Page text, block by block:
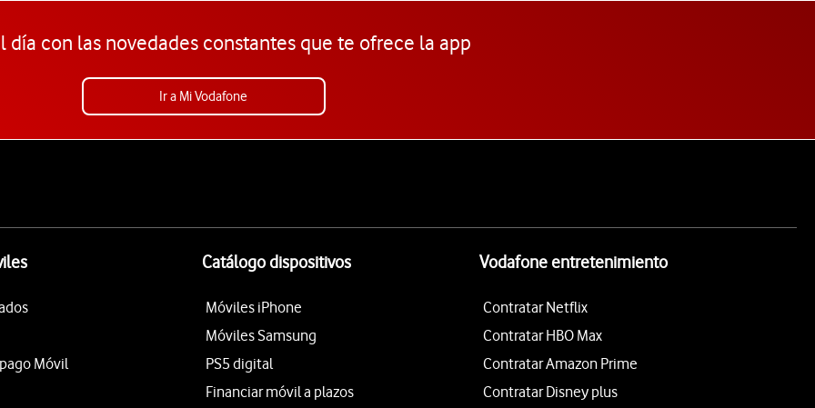
día con las novedades constantes que te ofrece la app
Ir a Mi Vodafone
Móvil
Catálogo dispositivos
Móviles iPhone
Móviles Samsung
PS5 digital
Financiar móvil a plazos
Vodafone entretenimiento
Contratar Netflix
Contratar HBO Max
Contratar Amazon Prime
Contratar Disney plus